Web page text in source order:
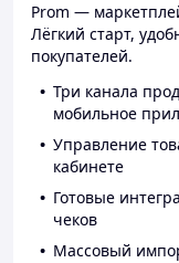
Prom —
Лёгкий старт,
покупателей.
Три канала
мобильное
Управление
кабинете
Готовые
чеков
Массовый